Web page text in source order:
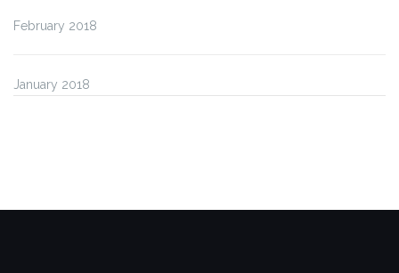
February 2018
January 2018